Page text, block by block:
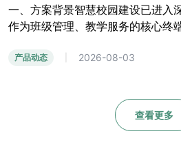
一、方案背景智慧校园建设已进入
作为班级管理、教学服务的核心终
产品动态 2026-08-03
查看更多